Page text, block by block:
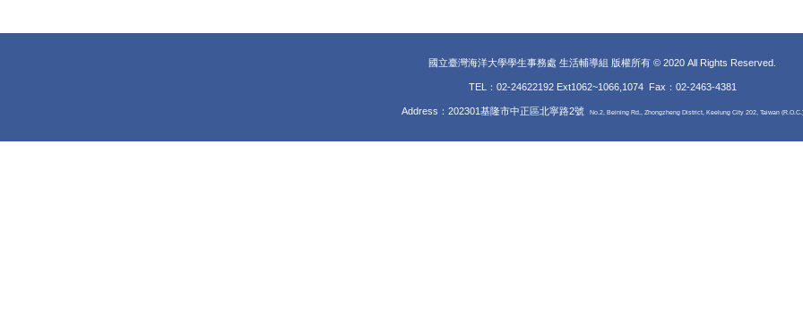
國立臺灣海洋大學學生事務處 生活輔導組 版權所有 © 2020 All Rights Reserved.
TEL：02-24622192 Ext1062~1066,1074 Fax ：02-2463-4381
Address：202301基隆市中正區北寧路2號 No.2, Beining Rd., Zhongzheng District, Keelung City 202, Taiwan (R.O.C.)